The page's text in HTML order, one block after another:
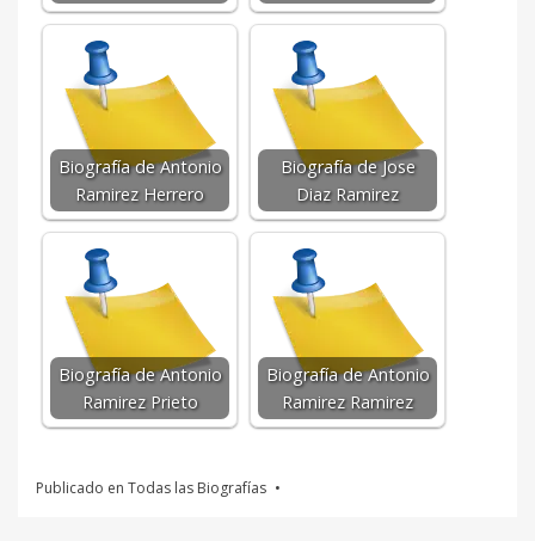
Biografía de Antonio
Ramirez Herrero
Biografía de Jose
Diaz Ramirez
Biografía de Antonio
Ramirez Prieto
Biografía de Antonio
Ramirez Ramirez
Publicado en Todas las Biografías